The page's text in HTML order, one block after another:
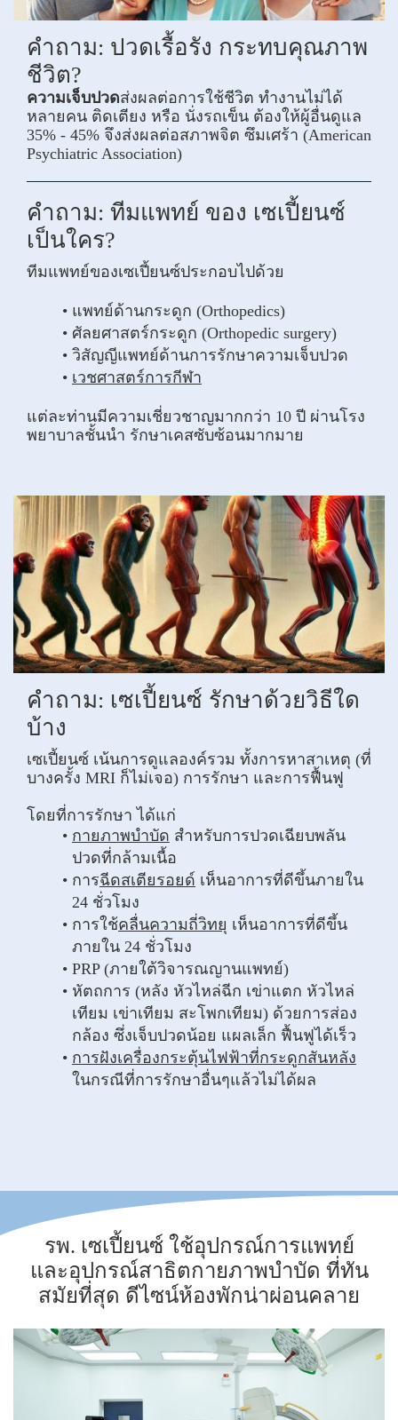
คำถาม: ปวดเรื้อรัง กระทบคุณภาพ
ชีวิต?
ความเจ็บปวดส่งผลต่อการใช้ชีวิต ทำงานไม่ได้
หลายคน ติดเตียง หรือ นั่งรถเข็น ต้องให้ผู้อื่นดูแล
35% - 45% จึงส่งผลต่อสภาพจิต ซึมเศร้า (American
Psychiatric Association)
คำถาม: ทีมแพทย์ ของ เซเปี้ยนซ์
เป็นใคร?
ทีมแพทย์ของเซเปี้ยนซ์​ประกอบไปด้วย
แพทย์ด้านกระดูก (Orthopedics)
ศัลยศาสตร์กระดูก (Orthopedic surgery)
วิสัญญีแพทย์ด้านการรักษาความเจ็บปวด
เวชศาสตร์การกีฬา
แต่ละท่านมีความเชี่ยวชาญมากกว่า 10 ปี ผ่านโรง
พยาบาลชั้นนำ รักษาเคสซับซ้อนมากมาย
คำถาม: เซเปี้ยนซ์ รักษาด้วยวิธีใด
บ้าง
เซเปี้ยนซ์ เน้นการดูแลองค์รวม ทั้งการหาสาเหตุ (ที่
บางครั้ง MRI ก็ไม่เจอ) การรักษา และการฟื้นฟู
โดยที่การรักษา ได้แก่
กายภาพบำบัด สำหรับการปวดเฉียบพลัน
ปวดที่กล้ามเนื้อ
การฉีดสเตียรอยด์ เห็นอาการที่ดีขึ้นภายใน
24 ชั่วโมง
การใช้คลื่นความถี่วิทยุ เห็นอาการที่ดีขึ้น
ภายใน 24 ชั่วโมง
PRP (ภายใต้วิจารณญานแพทย์)
หัตถการ (หลัง หัวไหล่ฉีก เข่าแตก หัวไหล่
เทียม เข่าเทียม สะโพกเทียม) ด้วยการส่อง
กล้อง ซึ่งเจ็บปวดน้อย แผลเล็ก ฟื้นฟูได้เร็ว
การฝังเครื่องกระตุ้นไฟฟ้าที่กระดูกสันหลัง
ในกรณีที่การรักษาอื่นๆแล้วไม่ได้ผล
รพ. เซเปี้ยนซ์ ใช้อุปกรณ์การแพทย์
และอุปกรณ์สาธิตกายภาพบำบัด ที่ทัน
สมัยที่สุด ดีไซน์ห้องพักน่าผ่อนคลาย